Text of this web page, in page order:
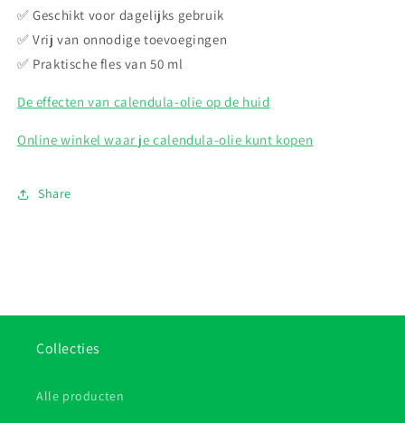
✅ Geschikt voor dagelijks gebruik
✅ Vrij van onnodige toevoegingen
✅ Praktische fles van 50 ml
De effecten van calendula-olie op de huid
Online winkel waar je calendula-olie kunt kopen
Share
Collecties
Alle producten